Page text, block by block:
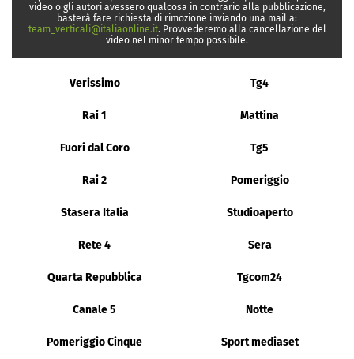
video o gli autori avessero qualcosa in contrario alla pubblicazione,
basterà fare richiesta di rimozione inviando una mail a:
team_verticali@italiaonline.it. Provvederemo alla cancellazione del
video nel minor tempo possibile.
Verissimo Tg4
Rai 1 Mattina
Fuori dal Coro Tg5
Rai 2 Pomeriggio
Stasera Italia Studioaperto
Rete 4 Sera
Quarta Repubblica Tgcom24
Canale 5 Notte
Pomeriggio Cinque Sport mediaset